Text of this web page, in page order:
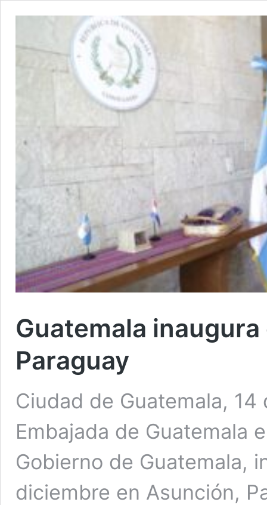
Guatemala
Paraguay
Ciudad de Guatemala, 14
Embajada de Guatemala
Gobierno de Guatemala,
diciembre en Asunción,